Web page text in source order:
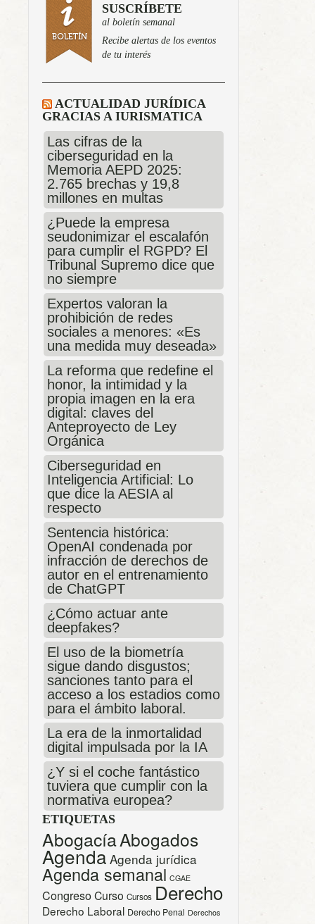
SUSCRÍBETE
al boletín semanal
Recibe alertas de los eventos
de tu interés
ACTUALIDAD JURÍDICA
GRACIAS A IURISMATICA
Las cifras de la
ciberseguridad en la
Memoria AEPD 2025:
2.765 brechas y 19,8
millones en multas
¿Puede la empresa
seudonimizar el escalafón
para cumplir el RGPD? El
Tribunal Supremo dice que
no siempre
Expertos valoran la
prohibición de redes
sociales a menores: «Es
una medida muy deseada»
La reforma que redefine el
honor, la intimidad y la
propia imagen en la era
digital: claves del
Anteproyecto de Ley
Orgánica
Ciberseguridad en
Inteligencia Artificial: Lo
que dice la AESIA al
respecto
Sentencia histórica:
OpenAI condenada por
infracción de derechos de
autor en el entrenamiento
de ChatGPT
¿Cómo actuar ante
deepfakes?
El uso de la biometría
sigue dando disgustos;
sanciones tanto para el
acceso a los estadios como
para el ámbito laboral.
La era de la inmortalidad
digital impulsada por la IA
¿Y si el coche fantástico
tuviera que cumplir con la
normativa europea?
ETIQUETAS
AbogacíaAbogados
Agenda Agenda jurídica
Agenda semanal CGAE
CongresoCurso Cursos Derecho
Derecho Laboral Derecho Penal Derechos